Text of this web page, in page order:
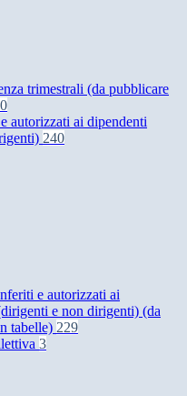
trimestrali (da pubblicare
autorizzati ai dipendenti
240
e autorizzati ai
e non dirigenti) (da
tabelle) 229
3